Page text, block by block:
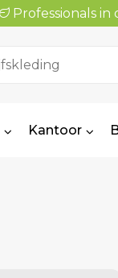
Professionals in
Kantoor